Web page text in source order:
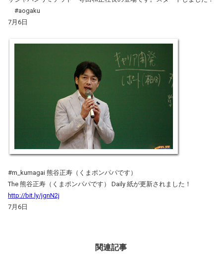
#aogaku
7月6日
#m_kumagai 熊谷正寿（くまポンパパです）
The 熊谷正寿（くまポンパパです） Daily 紙が更新されました！
http://bit.ly/jgnN2j
7月6日
関連記事